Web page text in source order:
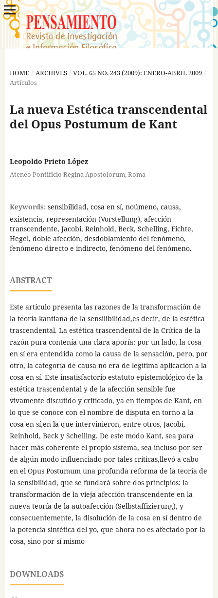
HOME / ARCHIVES / VOL. 65 NO. 243 (2009): ENERO-ABRIL 2009 /
Artículos
La nueva Estética transcendental
del Opus Postumum de Kant
Leopoldo Prieto López
Ateneo Pontificio Regina Apostolorum, Roma
Keywords: sensibilidad, cosa en sí, noúmeno, causa,
existencia, representación (Vorstellung), afección
transcendente, Jacobi, Reinhold, Beck, Schelling, Fichte,
Hegel, doble afección, desdoblamiento del fenómeno,
fenómeno directo e indirecto, fenómeno del fenómeno.
ABSTRACT
Este artículo presenta las razones de la transformación de
la teoría kantiana de la sensilibilidad,es decir, de la estética
trascendental. La estética trascendental de la Crítica de la
razón pura contenía una clara aporía: por un lado, la cosa
en sí era entendida como la causa de la sensación, pero, por
otro, la categoría de causa no era de legítima aplicación a la
cosa en sí. Este insatisfactorio estatuto epistemológico de la
estética trascendental y de la afección sensible fue
vivamente discutido y criticado, ya en tiempos de Kant, en
lo que se conoce con el nombre de disputa en torno a la
cosa en sí,en la que intervinieron, entre otros, Jacobi,
Reinhold, Beck y Schelling. De este modo Kant, sea para
hacer más coherente el propio sistema, sea incluso por ser
de algún modo influenciado por tales críticas,llevó a cabo
en el Opus Postumum una profunda reforma de la teoría de
la sensibilidad, que se fundará sobre dos principios: la
transformación de la vieja afección transcendente en la
nueva teoría de la autoafección (Selbstaffizierung), y
consecuentemente, la disolución de la cosa en sí dentro de
la potencia sintética del yo, que ahora no es afectado por la
cosa, sino por sí mismo
DOWNLOADS